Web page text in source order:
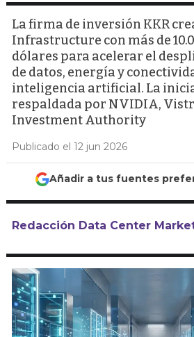
La firma de inversión KKR
Infrastructure con más de
dólares para acelerar el
de datos, energía y
inteligencia artificial. La
respaldada por NVIDIA,
Investment Authority
Publicado el 12 jun 2026
Añadir a tus fuentes
Redacción Data Center